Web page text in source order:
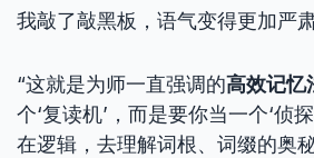
我敲了敲黑板，语气变得更加严
“这就是为师一直强调的高效记忆
个‘复读机’，而是要你当一个‘侦
在逻辑，去理解词根、词缀的奥